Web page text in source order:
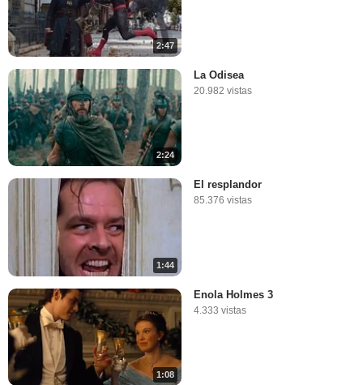
2:47
2:24
La Odisea
20.982 vistas
1:44
El resplandor
85.376 vistas
1:08
Enola Holmes 3
4.333 vistas